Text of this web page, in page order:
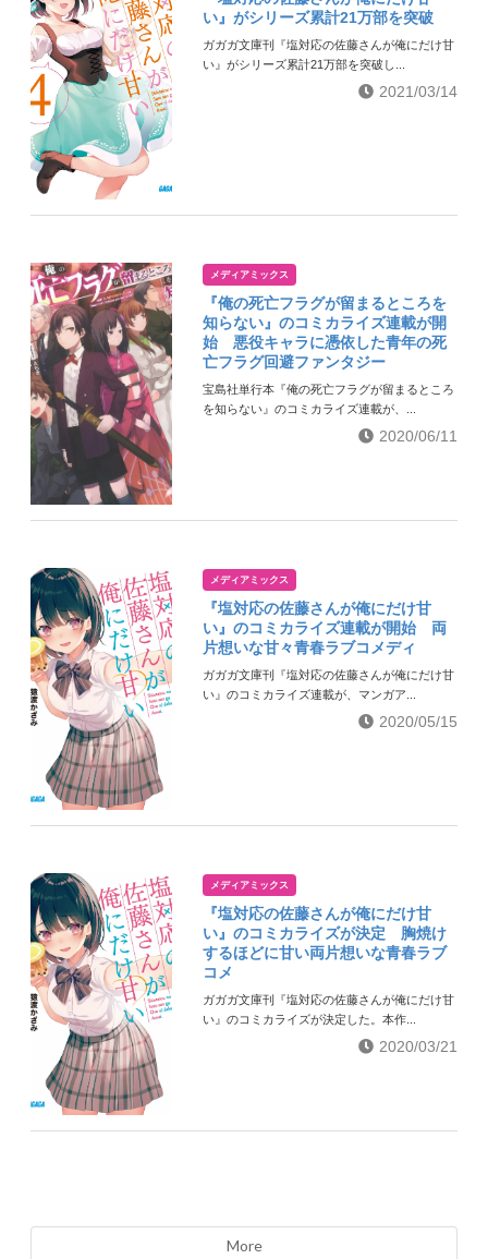
い』がシリーズ累計21万部を突破
ガガガ文庫刊『塩対応の佐藤さんが俺にだけ甘
い』がシリーズ累計21万部を突破し...
2021/03/14
メディアミックス
『俺の死亡フラグが留まるところを
知らない』のコミカライズ連載が開
始 悪役キャラに憑依した青年の死
亡フラグ回避ファンタジー
宝島社単行本『俺の死亡フラグが留まるところ
を知らない』のコミカライズ連載が、...
2020/06/11
メディアミックス
『塩対応の佐藤さんが俺にだけ甘
い』のコミカライズ連載が開始 両
片想いな甘々青春ラブコメディ
ガガガ文庫刊『塩対応の佐藤さんが俺にだけ甘
い』のコミカライズ連載が、マンガア...
2020/05/15
メディアミックス
『塩対応の佐藤さんが俺にだけ甘
い』のコミカライズが決定 胸焼け
するほどに甘い両片想いな青春ラブ
コメ
ガガガ文庫刊『塩対応の佐藤さんが俺にだけ甘
い』のコミカライズが決定した。本作...
2020/03/21
More